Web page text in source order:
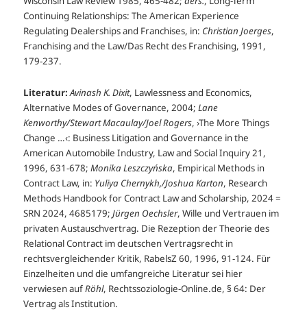
Continuing Relationships: The American Experience
Regulating Dealerships and Franchises, in: Christian Joerges,
Franchising and the Law/Das Recht des Franchising, 1991,
179-237.
Literatur: Avinash K. Dixit, Lawlessness and Economics,
Alternative Modes of Governance, 2004;Lane
Kenworthy/Stewart Macaulay/Joel Rogers, ›The More Things
Change …‹: Business Litigation and Governance in the
American Automobile Industry, Law and Social Inquiry 21,
1996, 631-678;Monika Leszczyńska, Empirical Methods in
Contract Law, in: Yuliya Chernykh,/Joshua Karton, Research
Methods Handbook for Contract Law and Scholarship, 2024 =
SRN 2024, 4685179;Jürgen Oechsler, Wille und Vertrauen im
privaten Austauschvertrag. Die Rezeption der Theorie des
Relational Contract im deutschen Vertragsrecht in
rechtsvergleichender Kritik, RabelsZ 60, 1996, 91-124. Für
Einzelheiten und die umfangreiche Literatur sei hier
verwiesen aufRöhl, Rechtssoziologie-Online.de, § 64: Der
Vertrag als Institution.